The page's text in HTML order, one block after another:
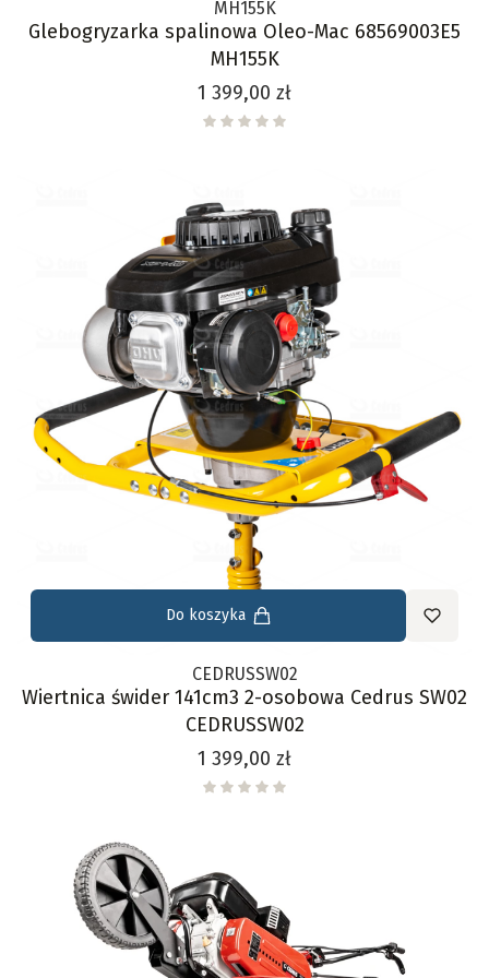
MH155K
Glebogryzarka spalinowa Oleo-Mac 68569003E5
MH155K
Cena
1 399,00 zł
Do koszyka
CEDRUSSW02
Wiertnica świder 141cm3 2-osobowa Cedrus SW02
CEDRUSSW02
Cena
1 399,00 zł